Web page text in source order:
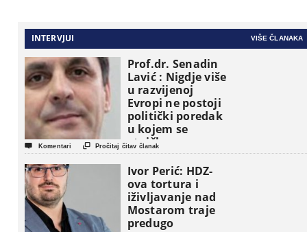
INTERVJUI VIŠE ČLANAKA
Prof.dr. Senadin
Lavić : Nigdje više
u razvijenoj
Evropi ne postoji
politički poredak
u kojem se
etničke grupe
pojavljuju kao
osnovne
političke jedinice
 Komentari  Pročitaj čitav članak
Ivor Perić: HDZ-
ova tortura i
iživljavanje nad
Mostarom traje
predugo